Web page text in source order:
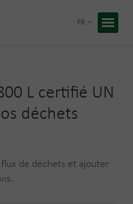
Notre
Retour
FR
L certifié UN
déchets
de déchets et ajouter